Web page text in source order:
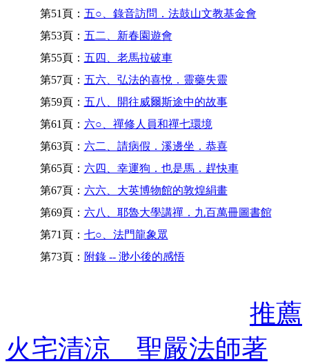
第51頁： 五○、錄音訪問．法鼓山文教基金會
第53頁： 五二、新春園遊會
第55頁： 五四、老馬拉破車
第57頁： 五六、弘法的喜悅．靈藥失靈
第59頁： 五八、開往威爾斯途中的故事
第61頁： 六○、禪修人員和禪七環境
第63頁： 六二、請病假．溪邊坐．恭喜
第65頁： 六四、幸運狗．也是馬．趕快車
第67頁： 六六、大英博物館的敦煌絹畫
第69頁： 六八、耶魯大學講禪．九百萬冊圖書館
第71頁： 七○、法門龍象眾
第73頁： 附錄 -- 渺小後的感悟
推薦
火宅清涼 聖嚴法師著